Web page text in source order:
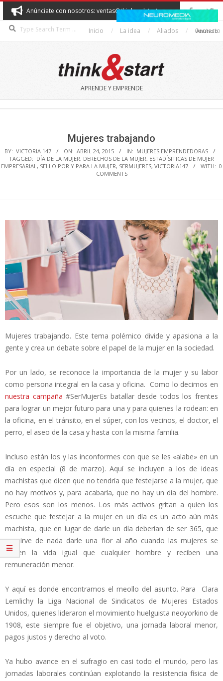
Skip
to
content
Anúnciate con nosotros: ventas@thinkandstart.com
Inicio La idea Aliados Contacto
THINK&START
APRENDE Y EMPRENDE
Anuncio
Mujeres trabajando
BY: VICTORIA 147 ON: ABRIL 24, 2015 IN: MUJERES EMPRENDEDORAS
TAGGED: DÍA DE LA MUJER, DERECHOS DE LA MUJER, ESTADÍSITICAS DE MUJER
EMPRESARIAL, SELLO POR Y PARA LA MUJER, SERMUJERES, VICTORIA147 WITH: 0
COMMENTS
Mujeres trabajando. Este tema polémico divide y apasiona a la
gente y crea un debate sobre el papel de la mujer en la sociedad.
Por un lado, se reconoce la importancia de la mujer y su labor
como persona integral en la casa y oficina. Como lo decimos en
nuestra campaña#SerMujerEs batallar desde todos los frentes
para lograr un mejor futuro para una y para quienes la rodean: en
la oficina, en el tránsito, en el súper, con los vecinos, el doctor, el
perro, el aseo de la casa y hasta con la misma familia.
Incluso están los y las inconformes con que se les «alabe» en un
día en especial (8 de marzo). Aquí se incluyen a los de ideas
machistas que dicen que no tendría que festejarse a la mujer, que
no hay motivos y, para acabarla, que no hay un día del hombre.
Pero esos son los menos. Los más activos gritan a quien los
escuche que festejar a la mujer en un día es un acto aún más
machista, que en lugar de darle un día deberían de ser 365, que
no sirve de nada darle una flor al año cuando las mujeres se
parten la vida igual que cualquier hombre y reciben una
remuneración menor.
Y aquí es donde encontramos el meollo del asunto. Para Clara
Lemlichy la Liga Nacional de Sindicatos de Mujeres Estados
Unidos, quienes lideraron el movimiento huelguista neoyorkino de
1908, este siempre fue el objetivo, una jornada laboral menor,
pagos justos y derecho al voto.
Ya hubo avance en el sufragio en casi todo el mundo, pero las
jornadas laborales continúan explotando la resistencia física de